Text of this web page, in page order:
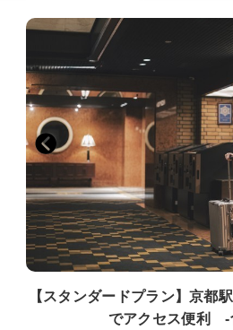
【スタンダードプラン】京都
でアクセス便利 -